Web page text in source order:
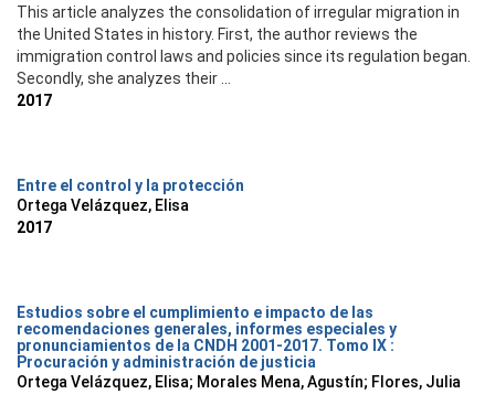
This article analyzes the consolidation of irregular migration in
the United States in history. First, the author reviews the
immigration control laws and policies since its regulation began.
Secondly, she analyzes their ...
2017
Entre el control y la protección
Ortega Velázquez, Elisa
2017
Estudios sobre el cumplimiento e impacto de las
recomendaciones generales, informes especiales y
pronunciamientos de la CNDH 2001-2017. Tomo IX :
Procuración y administración de justicia
Ortega Velázquez, Elisa; Morales Mena, Agustín; Flores, Julia